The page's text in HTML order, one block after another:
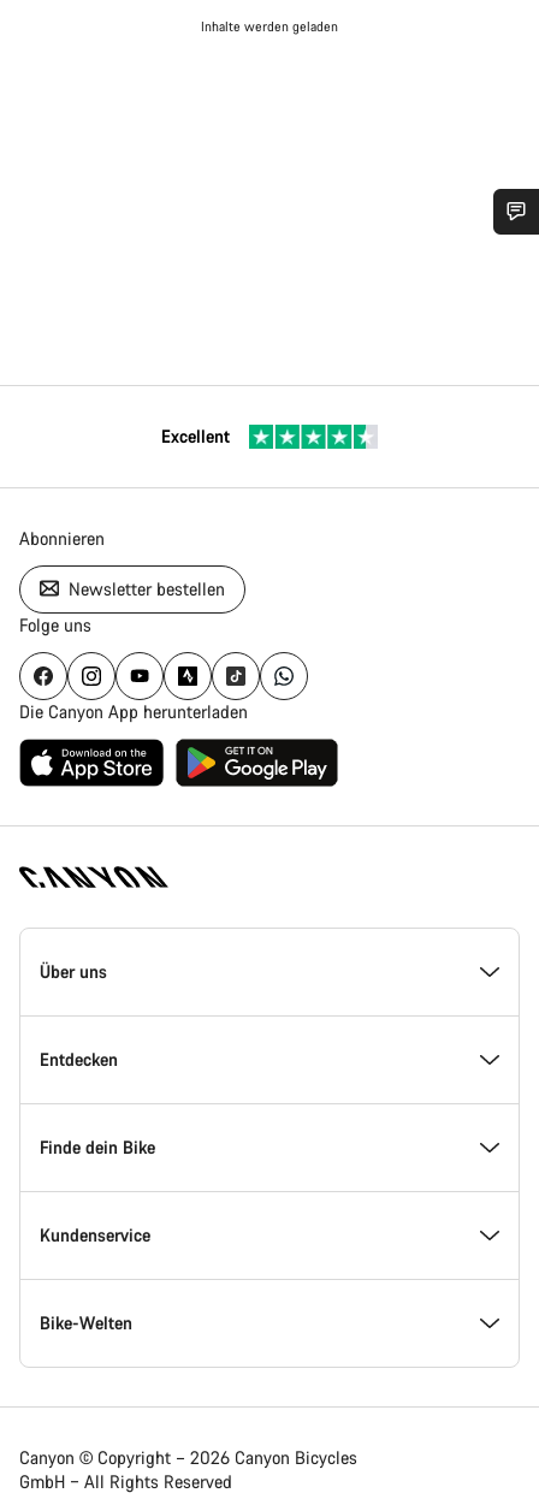
Inhalte werden geladen
Excellent
Abonnieren
Newsletter bestellen
Folge uns
Die Canyon App herunterladen
Canyon
Homepage
Über uns
Inside Canyon
Innovation bei Canyon
Canyon Factory Racing
Auszeichnungen
Jobs
Entdecken
Events
Canyon Standorte finden
Teams, Athleten & Fahrer
News & Storys
Finde dein Bike
Modellfinder
Verfügbare Bikes
Finde deine Canyon Größe
Kundenservice
Service Center
Service-Standorte
Bike-Welten
Rennräder
Canyon © Copyright – 2026 Canyon Bicycles
GmbH – All Rights Reserved